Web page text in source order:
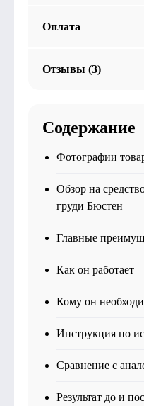
Оплата
Отзывы (3)
Содержание
Фотографии
Обзор на
груди Бюстен
Главные
Как он работает
Кому он
Инструкция по
Сравнение с
Результат до и